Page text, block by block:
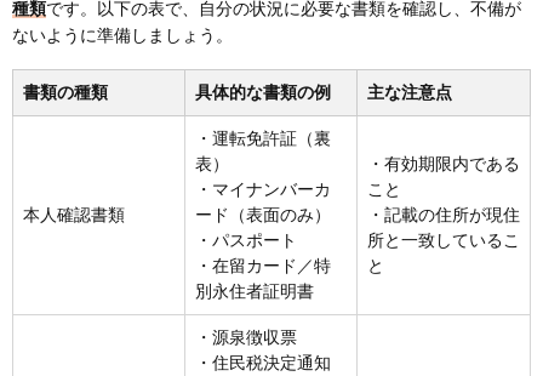
種類です。以下の表で、自分の状況に必要な書類を確認し、不備が
ないように準備しましょう。
書類の種類 具体的な書類の例 主な注意点
本人確認書類
・運転免許証（裏
表）
・マイナンバーカ
ード（表面のみ）
・パスポート
・在留カード／特
別永住者証明書
・有効期限内である
こと
・記載の住所が現住
所と一致しているこ
と
・源泉徴収票
・住民税決定通知